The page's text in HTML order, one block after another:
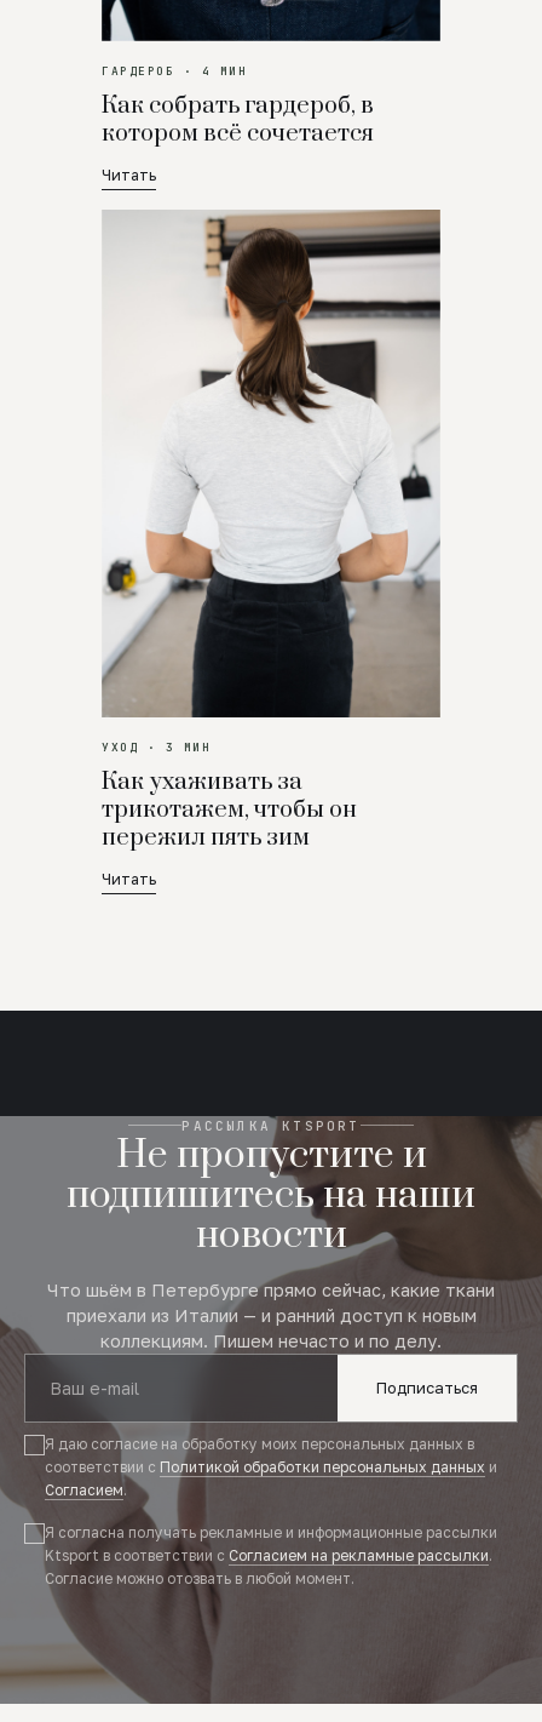
ГАРДЕРОБ · 4 МИН
Как собрать гардероб, в
котором всё сочетается
Читать
УХОД · 3 МИН
Как ухаживать за
трикотажем, чтобы он
пережил пять зим
Читать
РАССЫЛКА KTSPORT
Не пропустите и
подпишитесь на наши
новости
Что шьём в Петербурге прямо сейчас, какие ткани
приехали из Италии — и ранний доступ к новым
коллекциям. Пишем нечасто и по делу.
Подписаться
Я даю согласие на обработку моих персональных данных в
соответствии с Политикой обработки персональных данных и
Согласием.
Я согласна получать рекламные и информационные рассылки
Ktsport в соответствии с Согласием на рекламные рассылки.
Согласие можно отозвать в любой момент.